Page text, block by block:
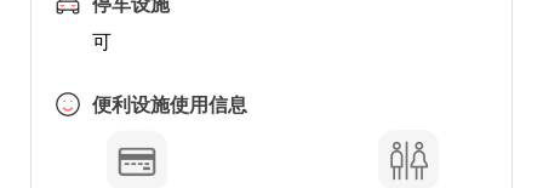
停车设施
可
便利设施使用信息